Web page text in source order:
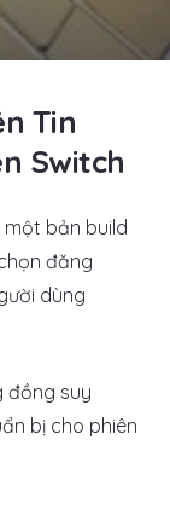
Tin
Switch
một bản build
đăng
dùng
đồng suy
bị cho phiên